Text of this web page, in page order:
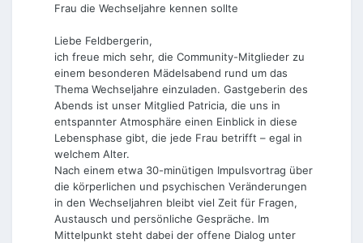
Frau die Wechseljahre kennen sollte
Liebe Feldbergerin,
ich freue mich sehr, die Community-Mitglieder zu
einem besonderen Mädelsabend rund um das
Thema Wechseljahre einzuladen. Gastgeberin des
Abends ist unser Mitglied Patricia, die uns in
entspannter Atmosphäre einen Einblick in diese
Lebensphase gibt, die jede Frau betrifft – egal in
welchem Alter.
Nach einem etwa 30-minütigen Impulsvortrag über
die körperlichen und psychischen Veränderungen
in den Wechseljahren bleibt viel Zeit für Fragen,
Austausch und persönliche Gespräche. Im
Mittelpunkt steht dabei der offene Dialog unter